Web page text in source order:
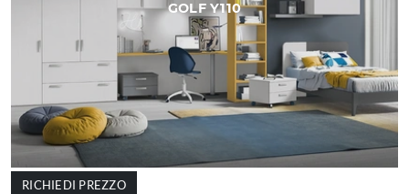
GOLF Y110
RICHIEDI PREZZO